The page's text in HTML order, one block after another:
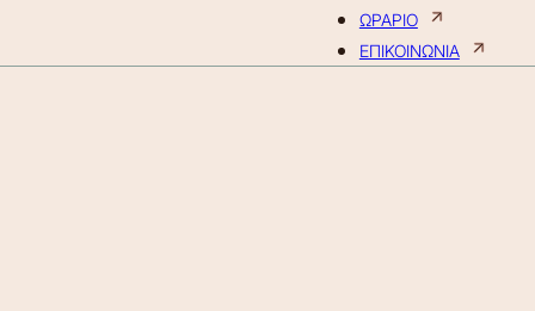
ΩΡΑΡΙΟ
ΕΠΙΚΟΙΝΩΝΙΑ